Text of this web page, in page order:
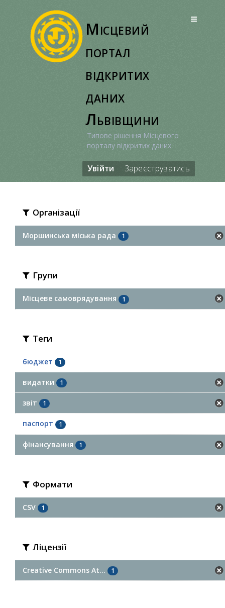
Місцевий
портал
відкритих
даних
Львівщини
Типове рішення Місцевого
порталу відкритих даних
Увійти Зареєструватись
Організації
Моршинська міська рада 1
Групи
Місцеве самоврядування 1
Теги
бюджет 1
видатки 1
звіт 1
паспорт 1
фінансування 1
Формати
CSV 1
Ліцензії
Creative Commons At... 1